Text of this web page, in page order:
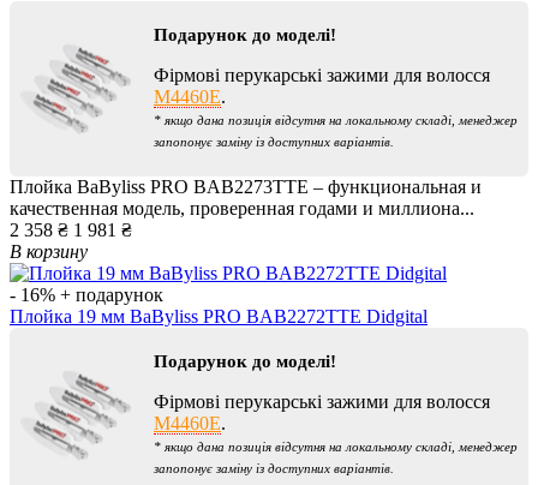
Подарунок до моделі!
Фірмові перукарські зажими для волосся
M4460E.
* якщо дана позиція відсутня на локальному складі, менеджер
запопонує заміну із доступних варіантів.
Плойка BaByliss PRO BAB2273TTE – функциональная и
качественная модель, проверенная годами и миллиона...
2 358 ₴ 1 981 ₴
В корзину
- 16% + подарунок
Плойка 19 мм BaByliss PRO BAB2272TTE Didgital
Подарунок до моделі!
Фірмові перукарські зажими для волосся
M4460E.
* якщо дана позиція відсутня на локальному складі, менеджер
запопонує заміну із доступних варіантів.